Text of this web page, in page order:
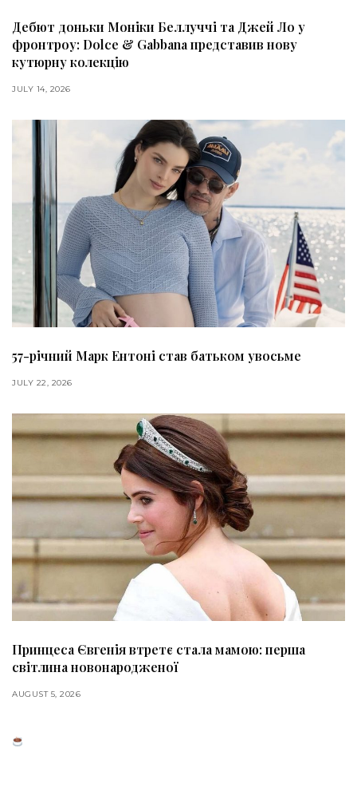
Дебют доньки Моніки Беллуччі та Джей Ло у
фронтроу: Dolce & Gabbana представив нову
кутюрну колекцію
JULY 14, 2026
57-річний Марк Ентоні став батьком увосьме
JULY 22, 2026
Принцеса Євгенія втретє стала мамою: перша
світлина новонародженої
AUGUST 5, 2026